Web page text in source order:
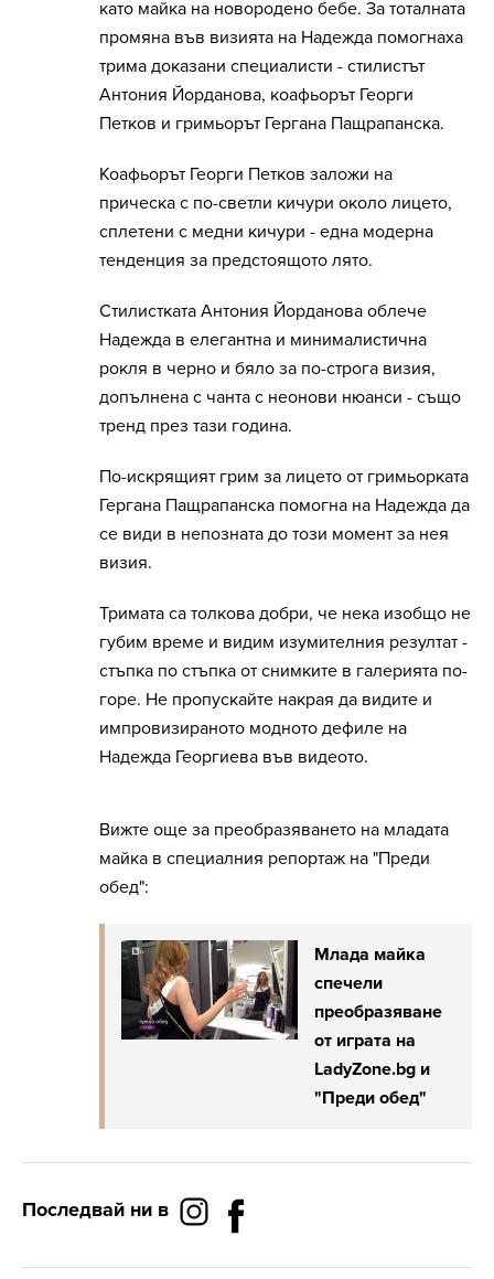
като майка на новородено бебе. За тоталната
промяна във визията на Надежда помогнаха
трима доказани специалисти - стилистът
Антония Йорданова, коафьорът Георги
Петков и гримьорът Гергана Пащрапанска.
Коафьорът Георги Петков заложи на
прическа с по-светли кичури около лицето,
сплетени с медни кичури - една модерна
тенденция за предстоящото лято.
Стилистката Антония Йорданова облече
Надежда в елегантна и минималистична
рокля в черно и бяло за по-строга визия,
допълнена с чанта с неонови нюанси - също
тренд през тази година.
По-искрящият грим за лицето от гримьорката
Гергана Пащрапанска помогна на Надежда да
се види в непозната до този момент за нея
визия.
Тримата са толкова добри, че нека изобщо не
губим време и видим изумителния резултат -
стъпка по стъпка от снимките в галерията по-
горе. Не пропускайте накрая да видите и
импровизираното модното дефиле на
Надежда Георгиева във видеото.
Вижте още за преобразяването на младата
майка в специалния репортаж на "Преди
обед":
Млада майка
спечели
преобразяване
от играта на
LadyZone.bg и
"Преди обед"
Последвай ни в